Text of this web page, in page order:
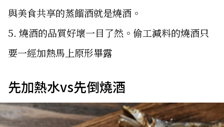
與美食共享的蒸餾酒就是燒酒。
5. 燒酒的品質好壞一目了然。偷工減料的燒酒只
要一經加熱馬上原形畢露
先加熱水vs先倒燒酒